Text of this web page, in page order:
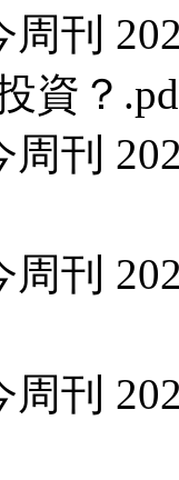
周刊
資？
周刊
周刊
周刊